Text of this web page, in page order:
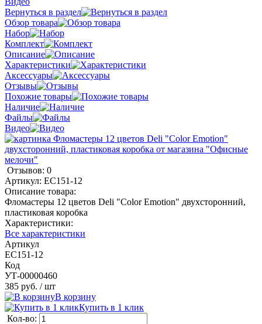
Вернуться в раздел
Обзор товара
Набор
Комплект
Описание
Характеристики
Аксессуары
Отзывы
Похожие товары
Наличие
Файлы
Видео
Отзывов: 0
Артикул: EC151-12
Описание товара:
Фломастеры 12 цветов Deli "Color Emotion" двухсторонний,
пластиковая коробка
Характеристики:
Все характеристики
Артикул
EC151-12
Код
УТ-00000460
385 руб. / шт
В корзину
Купить в 1 клик
Кол-во: